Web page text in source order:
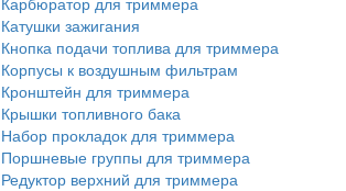
Катушки зажигания
Кнопка подачи топлива для триммера
Корпусы к воздушным фильтрам
Кронштейн для триммера
Крышки топливного бака
Набор прокладок для триммера
Поршневые группы для триммера
Редуктор верхний для триммера